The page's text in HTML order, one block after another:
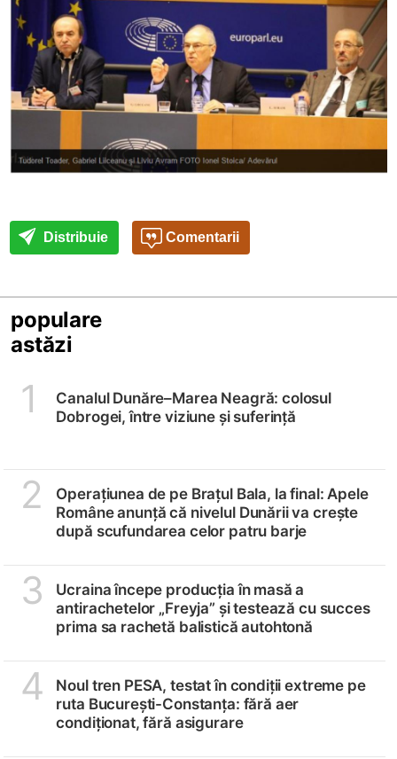
Distribuie Comentarii
populare
astăzi
1
Canalul Dunăre–Marea Neagră: colosul
Dobrogei, între viziune și suferință
2
Operațiunea de pe Brațul Bala, la final: Apele
Române anunță că nivelul Dunării va crește
după scufundarea celor patru barje
3
Ucraina începe producția în masă a
antirachetelor „Freyja” și testează cu succes
prima sa rachetă balistică autohtonă
4
Noul tren PESA, testat în condiții extreme pe
ruta București-Constanța: fără aer
condiționat, fără asigurare